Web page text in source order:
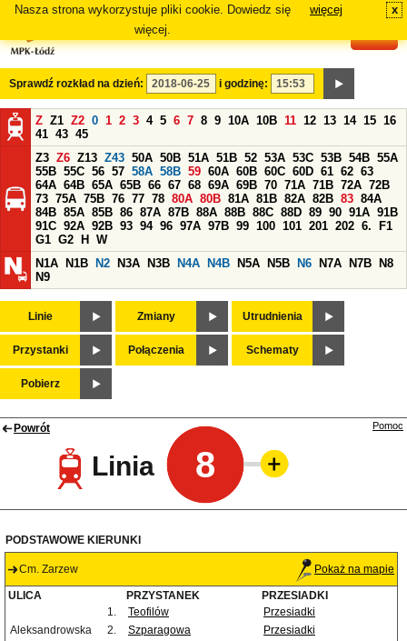
Nasza strona wykorzystuje pliki cookie. Dowiedz się
więcej.
więcej x
Sprawdź rozkład na dzień: i godzinę:
Z Z1 Z2 0 1 2 3 4 5 6 7 8 9 10A 10B 11 12 13 14 15 16
41 43 45
Z3 Z6 Z13 Z43 50A 50B 51A 51B 52 53A 53C 53B 54B 55A
55B 55C 56 57 58A 58B 59 60A 60B 60C 60D 61 62 63
64A 64B 65A 65B 66 67 68 69A 69B 70 71A 71B 72A 72B
73 75A 75B 76 77 78 80A 80B 81A 81B 82A 82B 83 84A
84B 85A 85B 86 87A 87B 88A 88B 88C 88D 89 90 91A 91B
91C 92A 92B 93 94 96 97A 97B 99 100 101 201 202 6.
F1
G1 G2 H
W
N1A
N1B N2 N3A N3B N4A N4B N5A N5B N6 N7A N7B
N8
N9
Linie Zmiany Utrudnienia
Przystanki Połączenia Schematy
Pobierz
Powrót
Linia 8
Pomoc
PODSTAWOWE KIERUNKI
Cm. Zarzew Pokaż na mapie
ULICA PRZYSTANEK
PRZESIADKI
1.
Teofilów
Przesiadki
Aleksandrowska
2. Szparagowa
Przesiadki